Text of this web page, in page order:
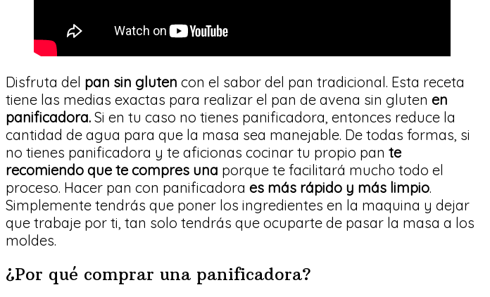
Disfruta del pan sin gluten con el sabor del pan tradicional. Esta receta
tiene las medias exactas para realizar el pan de avena sin gluten en
panificadora. Si en tu caso no tienes panificadora, entonces reduce la
cantidad de agua para que la masa sea manejable. De todas formas, si
no tienes panificadora y te aficionas cocinar tu propio pan te
recomiendo que te compres una porque te facilitará mucho todo el
proceso. Hacer pan con panificadora es más rápido y más limpio.
Simplemente tendrás que poner los ingredientes en la maquina y dejar
que trabaje por ti, tan solo tendrás que ocuparte de pasar la masa a los
moldes.
¿Por qué comprar una panificadora?